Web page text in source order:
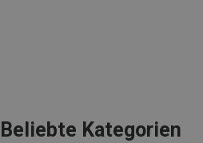
Beliebte Kategorien